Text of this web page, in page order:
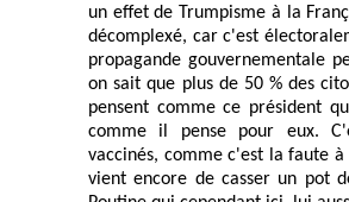
un effet de Trumpisme à la
décomplexé, car c'est
propagande gouvernementale
on sait que plus de 50 % des
pensent comme ce président
comme il pense pour eux.
vaccinés, comme c'est la faute
vient encore de casser un pot